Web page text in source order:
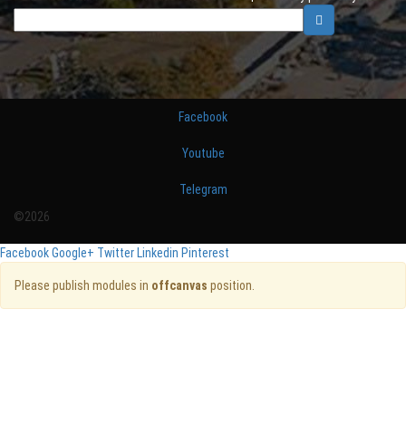
Facebook
Youtube
Telegram
©2026
FacebookGoogle+ Twitter Linkedin Pinterest
Please publish modules in offcanvas position.